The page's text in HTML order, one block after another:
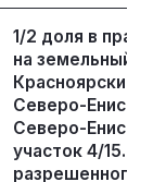
1/2 доля в
на земельный
Красноярский
Северо-
Северо-
участок 4/15.
разрешенного